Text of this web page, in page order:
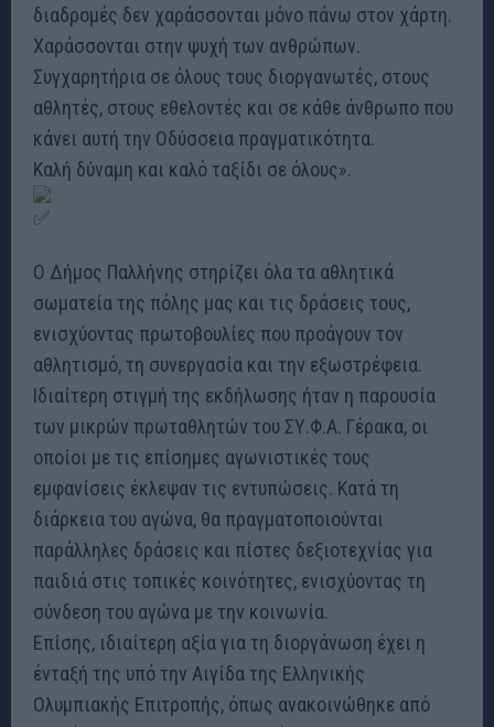
διαδρομές δεν χαράσσονται μόνο πάνω στον χάρτη.
Χαράσσονται στην ψυχή των ανθρώπων.
Συγχαρητήρια σε όλους τους διοργανωτές, στους
αθλητές, στους εθελοντές και σε κάθε άνθρωπο που
κάνει αυτή την Οδύσσεια πραγματικότητα.
Καλή δύναμη και καλό ταξίδι σε όλους».
Ο Δήμος Παλλήνης στηρίζει όλα τα αθλητικά
σωματεία της πόλης μας και τις δράσεις τους,
ενισχύοντας πρωτοβουλίες που προάγουν τον
αθλητισμό, τη συνεργασία και την εξωστρέφεια.
Ιδιαίτερη στιγμή της εκδήλωσης ήταν η παρουσία
των μικρών πρωταθλητών του ΣΥ.Φ.Α. Γέρακα, οι
οποίοι με τις επίσημες αγωνιστικές τους
εμφανίσεις έκλεψαν τις εντυπώσεις. Κατά τη
διάρκεια του αγώνα, θα πραγματοποιούνται
παράλληλες δράσεις και πίστες δεξιοτεχνίας για
παιδιά στις τοπικές κοινότητες, ενισχύοντας τη
σύνδεση του αγώνα με την κοινωνία.
Επίσης, ιδιαίτερη αξία για τη διοργάνωση έχει η
ένταξή της υπό την Αιγίδα της Ελληνικής
Ολυμπιακής Επιτροπής, όπως ανακοινώθηκε από